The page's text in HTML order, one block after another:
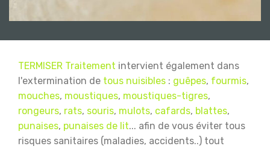
TERMISER Traitement intervient également dans
l'extermination de tous nuisibles : guêpes, fourmis,
mouches, moustiques, moustiques-tigres,
rongeurs, rats, souris, mulots, cafards, blattes,
punaises, punaises de lit... afin de vous éviter tous
risques sanitaires (maladies, accidents..) tout